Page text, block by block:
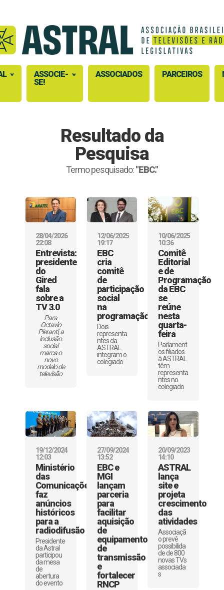
ASSOCIE-
SE!
ASSOCIADOS PARCEIROS
Resultado da
Pesquisa
Termo pesquisado:"EBC."
28/04/2026
22:08
Entrevista:
presidente
do
Gired
fala
sobre a
TV 3.0
Para
Octavio
Pieranti, a
inclusão
social
marca o
novo
modelo de
televisão
12/06/2025
19:17
EBC
cria
comitê
de
participação
social
na
programação
Dois
representa
ntes da
ASTRAL
integram o
colegiado
10/06/2025
10:36
Comitê
Editorial
e de
Programação
da EBC
se
reúne
nesta
quarta-
feira
Parlament
os filiados
à ASTRAL
têm
representa
ntes no
colegiado
19/12/2024
12:03
Ministério
das
Comunicações
faz
anúncios
históricos
para a
radiodifusão
Presidente
da Astral
participou
da mesa
de
abertura
do evento
27/09/2024
13:52
EBC e
MGI
lançam
parceria
para
facilitar
aquisição
de
equipamentos
de
transmissão
e
fortalecer
RNCP
20/09/2023
14:10
ASTRAL
lança
site e
projeta
crescimento
das
atividades
Associaçã
o prevê
possibilida
de de 800
novas TVs
associada
s